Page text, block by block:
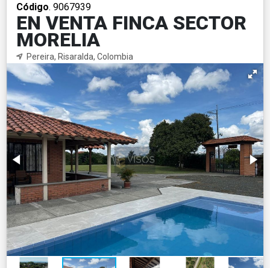
Código. 9067939
EN VENTA FINCA SECTOR
MORELIA
Pereira, Risaralda, Colombia